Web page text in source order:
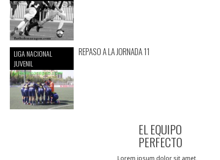
LIGA NACIONAL
JUVENIL
REPASO A LA JORNADA 11
EL EQUIPO
PERFECTO
Lorem ipsum dolor sit amet,